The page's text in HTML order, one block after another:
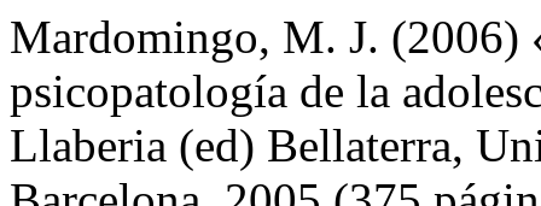
Mardomingo, M. J. (2006)
psicopatología de la
Llaberia (ed) Bellaterra,